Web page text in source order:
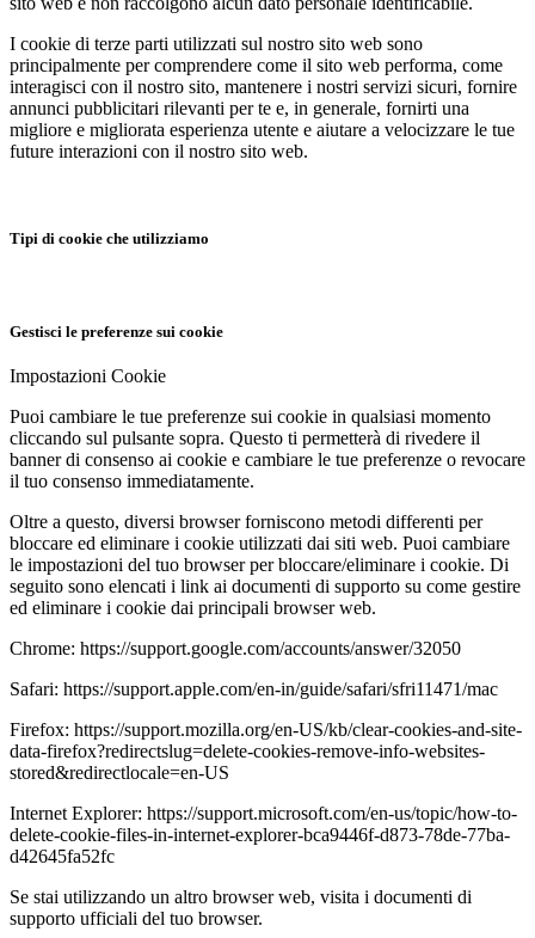
I cookie di terze parti utilizzati sul nostro sito web sono
principalmente per comprendere come il sito web performa, come
interagisci con il nostro sito, mantenere i nostri servizi sicuri, fornire
annunci pubblicitari rilevanti per te e, in generale, fornirti una
migliore e migliorata esperienza utente e aiutare a velocizzare le tue
future interazioni con il nostro sito web.
Tipi di cookie che utilizziamo
Gestisci le preferenze sui cookie
Impostazioni Cookie
Puoi cambiare le tue preferenze sui cookie in qualsiasi momento
cliccando sul pulsante sopra. Questo ti permetterà di rivedere il
banner di consenso ai cookie e cambiare le tue preferenze o revocare
il tuo consenso immediatamente.
Oltre a questo, diversi browser forniscono metodi differenti per
bloccare ed eliminare i cookie utilizzati dai siti web. Puoi cambiare
le impostazioni del tuo browser per bloccare/eliminare i cookie. Di
seguito sono elencati i link ai documenti di supporto su come gestire
ed eliminare i cookie dai principali browser web.
Chrome: https://support.google.com/accounts/answer/32050
Safari: https://support.apple.com/en-in/guide/safari/sfri11471/mac
Firefox: https://support.mozilla.org/en-US/kb/clear-cookies-and-site-
data-firefox?redirectslug=delete-cookies-remove-info-websites-
stored&redirectlocale=en-US
Internet Explorer: https://support.microsoft.com/en-us/topic/how-to-
delete-cookie-files-in-internet-explorer-bca9446f-d873-78de-77ba-
d42645fa52fc
Se stai utilizzando un altro browser web, visita i documenti di
supporto ufficiali del tuo browser.